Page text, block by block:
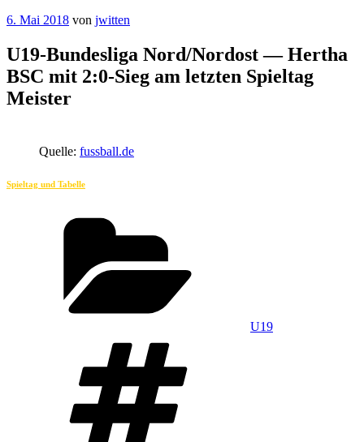
Veröffentlicht
6. Mai 2018 von jwitten
U19-Bundesliga Nord/Nordost — Hertha
BSC mit 2:0-Sieg am letzten Spieltag
Meister
Quelle: fussball.de
Spieltag und Tabelle
U19